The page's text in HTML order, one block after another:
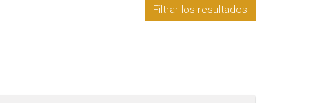
Filtrar los resultados